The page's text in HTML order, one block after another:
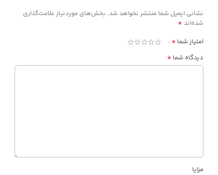
نشانی ایمیل شما منتشر نخواهد شد. بخش‌های موردنیاز علامت‌گذاری
شده‌اند *
امتیاز شما *
دیدگاه شما *
مزایا